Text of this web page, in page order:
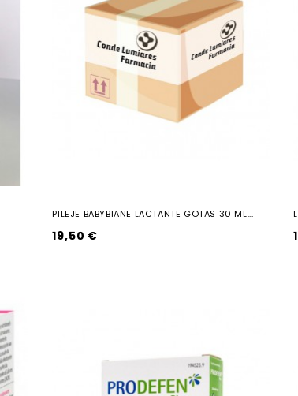
PILEJE BABYBIANE LACTANTE GOTAS 30 ML...
19,50 €